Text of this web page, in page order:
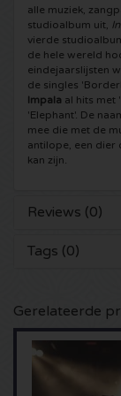
5 Seconds of
Simple Minds
Toto kaartjes
UB 40 kaarten
De
Normaal kaartjes
Tom Jones
Pinkpop kaartjes
Dance Valley
Intents kaartjes
Valhalla kaartjes
OH MY kaartjes
Kralingse Bos
Free Your Mind
Crazyland kaartjes
Hardcore4life
Shockerz kaartjes
Swedish House
Charlotte de
909 kaartjes
DLDK kaarten
alle muziek,
studioalbum uit,
vierde
de hele wereld
eindejaarslijsten
de singles
Impala al hits met
'Elephant'. De
mee die met de
antilope, een dier
kan zijn.
Reviews (0)
Tags (0)
Gerelateerde